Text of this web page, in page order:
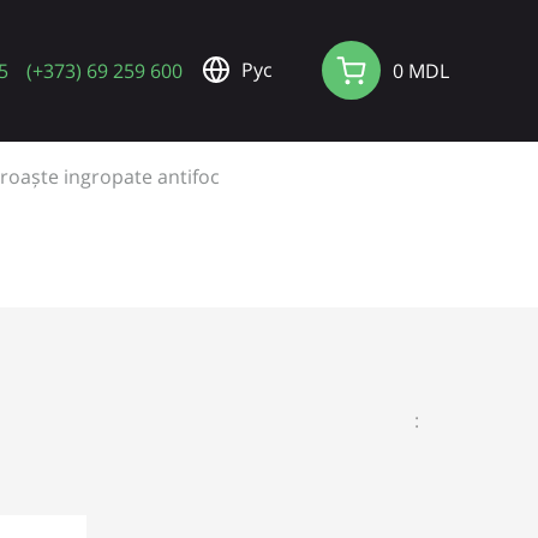
(+373) 69 259 600 Pус 0 MDL
ingropate antifoc
: